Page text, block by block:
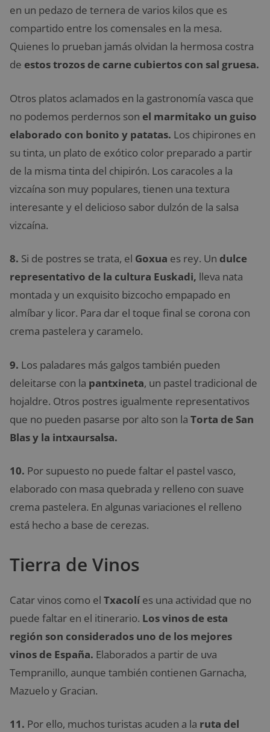
en un pedazo de ternera de varios kilos que es
compartido entre los comensales en la mesa.
Quienes lo prueban jamás olvidan la hermosa costra
de estos trozos de carne cubiertos con sal gruesa.
Otros platos aclamados en la gastronomía vasca que
no podemos perdernos son el marmitako un guiso
elaborado con bonito y patatas. Los chipirones en
su tinta, un plato de exótico color preparado a partir
de la misma tinta del chipirón. Los caracoles a la
vizcaína son muy populares, tienen una textura
interesante y el delicioso sabor dulzón de la salsa
vizcaína.
8. Si de postres se trata, el Goxua es rey. Un dulce
representativo de la cultura Euskadi, lleva nata
montada y un exquisito bizcocho empapado en
almíbar y licor. Para dar el toque final se corona con
crema pastelera y caramelo.
9. Los paladares más galgos también pueden
deleitarse con la pantxineta, un pastel tradicional de
hojaldre. Otros postres igualmente representativos
que no pueden pasarse por alto son la Torta de San
Blas y la intxaursalsa.
10. Por supuesto no puede faltar el pastel vasco,
elaborado con masa quebrada y relleno con suave
crema pastelera. En algunas variaciones el relleno
está hecho a base de cerezas.
Tierra de Vinos
Catar vinos como el Txacolíes una actividad que no
puede faltar en el itinerario. Los vinos de esta
región son considerados uno de los mejores
vinos de España. Elaborados a partir de uva
Tempranillo, aunque también contienen Garnacha,
Mazuelo y Gracian.
11. Por ello, muchos turistas acuden a la ruta del